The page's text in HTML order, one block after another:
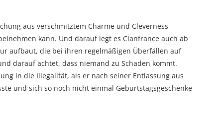
aus verschmitztem Charme und Cleverness
kann. Und darauf legt es Cianfrance auch ab
aufbaut, die bei ihren regelmäßigen Überfällen auf
darauf achtet, dass niemand zu Schaden kommt.
in die Illegalität, als er nach seiner Entlassung aus
und sich so noch nicht einmal Geburtstagsgeschenke